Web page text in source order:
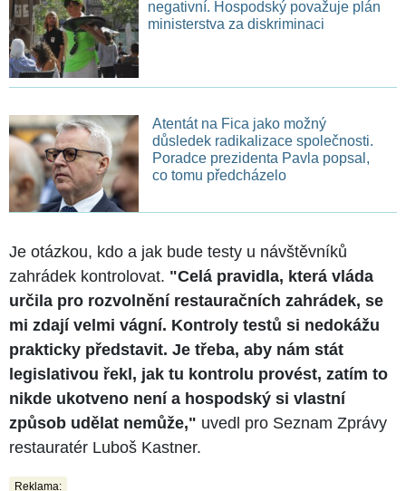
negativní. Hospodský považuje plán
ministerstva za diskriminaci
Atentát na Fica jako možný
důsledek radikalizace společnosti.
Poradce prezidenta Pavla popsal,
co tomu předcházelo
Je otázkou, kdo a jak bude testy u návštěvníků
zahrádek kontrolovat. "Celá pravidla, která vláda
určila pro rozvolnění restauračních zahrádek, se
mi zdají velmi vágní. Kontroly testů si nedokážu
prakticky představit. Je třeba, aby nám stát
legislativou řekl, jak tu kontrolu provést, zatím to
nikde ukotveno není a hospodský si vlastní
způsob udělat nemůže," uvedl pro Seznam Zprávy
restauratér Luboš Kastner.
Reklama: